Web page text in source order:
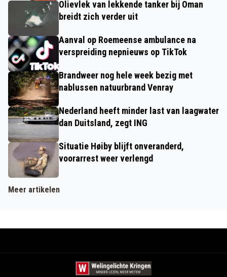
Olievlek van lekkende tanker bij Oman
breidt zich verder uit
Aanval op Roemeense ambulance na
verspreiding nepnieuws op TikTok
Brandweer nog hele week bezig met
nablussen natuurbrand Venray
Nederland heeft minder last van laagwater
dan Duitsland, zegt ING
Situatie Høiby blijft onveranderd,
voorarrest weer verlengd
Meer artikelen